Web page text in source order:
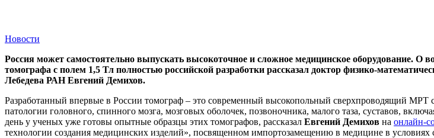
Новости
Россия может самостоятельно выпускать высокоточное и сложное медицинское оборудование. О
томографа с полем 1,5 Тл полностью российской разработки рассказал доктор физико-
Лебедева РАН Евгений Демихов.
Разработанный впервые в России томограф – это современный высокопольный сверхпроводящий МРТ
патологии головного, спинного мозга, мозговых оболочек, позвоночника, малого таза, суставов,
день у ученых уже готовы опытные образцы этих томографов, рассказал Евгений Демихов на онлайн-
технологии создания медицинских изделий», посвященном импортозамещению в медицине в условиях